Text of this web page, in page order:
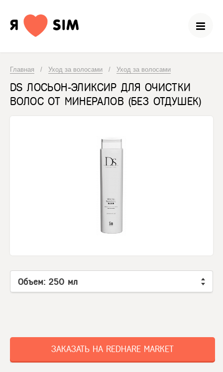
Главная / Уход за волосами / Уход за волосами
DS ЛОСЬОН-ЭЛИКСИР ДЛЯ ОЧИСТКИ
ВОЛОС ОТ МИНЕРАЛОВ (БЕЗ ОТДУШЕК)
Объем: 250 мл
ЗАКАЗАТЬ НА REDHARE MARKET